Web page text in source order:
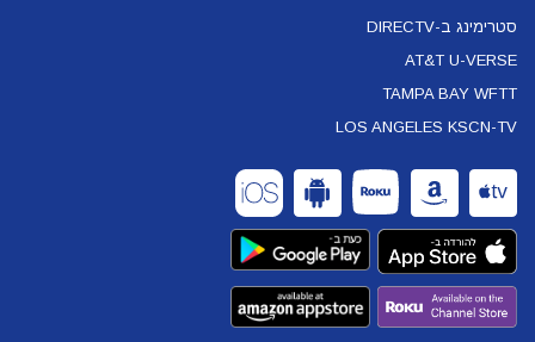
סטרימינג ב-DIRECTV
AT&T U-VERSE
TAMPA BAY WFTT
LOS ANGELES KSCN-TV